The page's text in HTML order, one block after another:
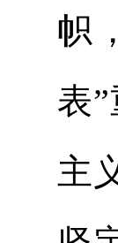
帜
表
主